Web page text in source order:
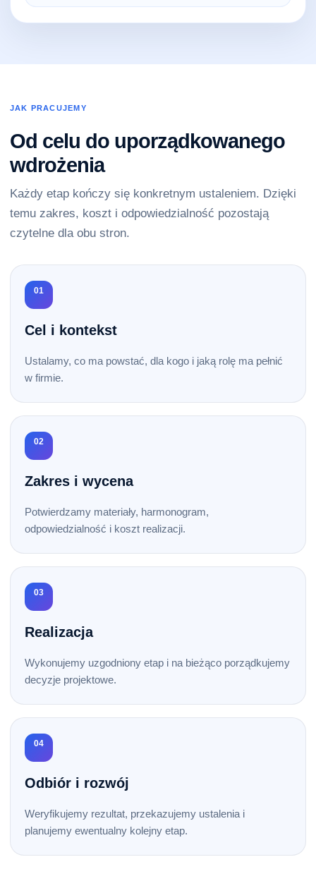
JAK PRACUJEMY
Od celu do uporządkowanego
wdrożenia
Każdy etap kończy się konkretnym ustaleniem. Dzięki
temu zakres, koszt i odpowiedzialność pozostają
czytelne dla obu stron.
01
Cel i kontekst
Ustalamy, co ma powstać, dla kogo i jaką rolę ma pełnić
w firmie.
02
Zakres i wycena
Potwierdzamy materiały, harmonogram,
odpowiedzialność i koszt realizacji.
03
Realizacja
Wykonujemy uzgodniony etap i na bieżąco porządkujemy
decyzje projektowe.
04
Odbiór i rozwój
Weryfikujemy rezultat, przekazujemy ustalenia i
planujemy ewentualny kolejny etap.